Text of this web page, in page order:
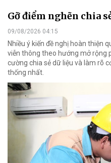
Gỡ điểm nghẽn chia
09/08/2026 04:15
Nhiều ý kiến đề nghị hoàn thiện
viễn thông theo hướng mở rộng
cường chia sẻ dữ liệu và làm rõ
thống nhất.